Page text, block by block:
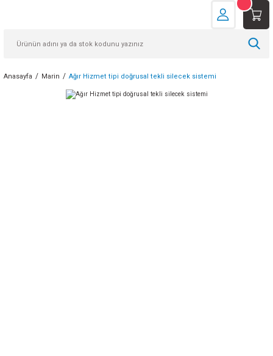
Anasayfa Marin Ağır Hizmet tipi doğrusal tekli silecek sistemi